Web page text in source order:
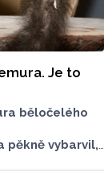
Je to
běločelého
pěkně vybarvil,
totiž bývají
bílým